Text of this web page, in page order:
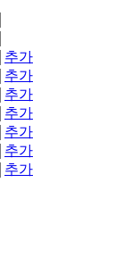
추가
추가
추가
추가
추가
추가
추가